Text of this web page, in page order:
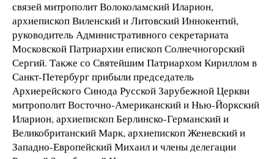
связей митрополит Волоколамский Иларион,
архиепископ Виленский и Литовский Иннокентий,
руководитель Административного секретариата
Московской Патриархии епископ Солнечногорский
Сергий. Также со Святейшим Патриархом Кириллом в
Санкт-Петербург прибыли председатель
Архиерейского Синода Русской Зарубежной Церкви
митрополит Восточно-Американский и Нью-Йоркский
Иларион, архиепископ Берлинско-Германский и
Великобританский Марк, архиепископ Женевский и
Западно-Европейский Михаил и члены делегации